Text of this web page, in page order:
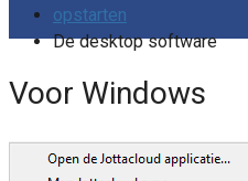
opstarten
De desktop software
Voor Windows